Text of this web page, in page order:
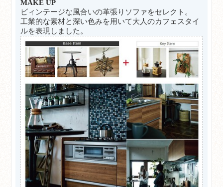
MAKE UP
ビィンテージな風合いの革張りソファをセレクト。
工業的な素材と深い色みを用いて大人のカフェスタイ
ルを表現しました。